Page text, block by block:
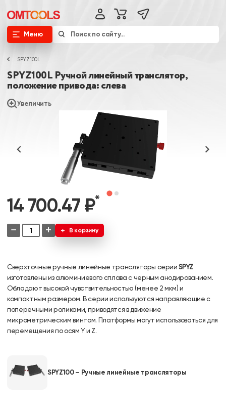
Меню
SPYZ100L
SPYZ100L Ручной линейный транслятор,
положение привода: слева
Увеличить
14 700.47 ₽*
− + В корзину
Сверхточные ручные линейные трансляторы серииSPYZ
изготовлены из алюминиевого сплава с черным анодированием.
Обладают высокой чувствительностью (менее 2 мкм) и
компактным размером. В серии используются направляющие с
поперечными роликами, приводятся в движение
микрометрическим винтом. Платформы могут использоваться для
перемещения по осям Y и Z.
SPYZ100 – Ручные линейные трансляторы